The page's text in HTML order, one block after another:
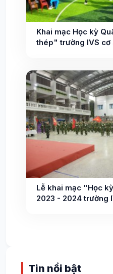
Khai mạc Học kỳ
thép" trường IVS cơ
Lễ khai mạc "Học
2023 - 2024 trường
Tin nổi bật